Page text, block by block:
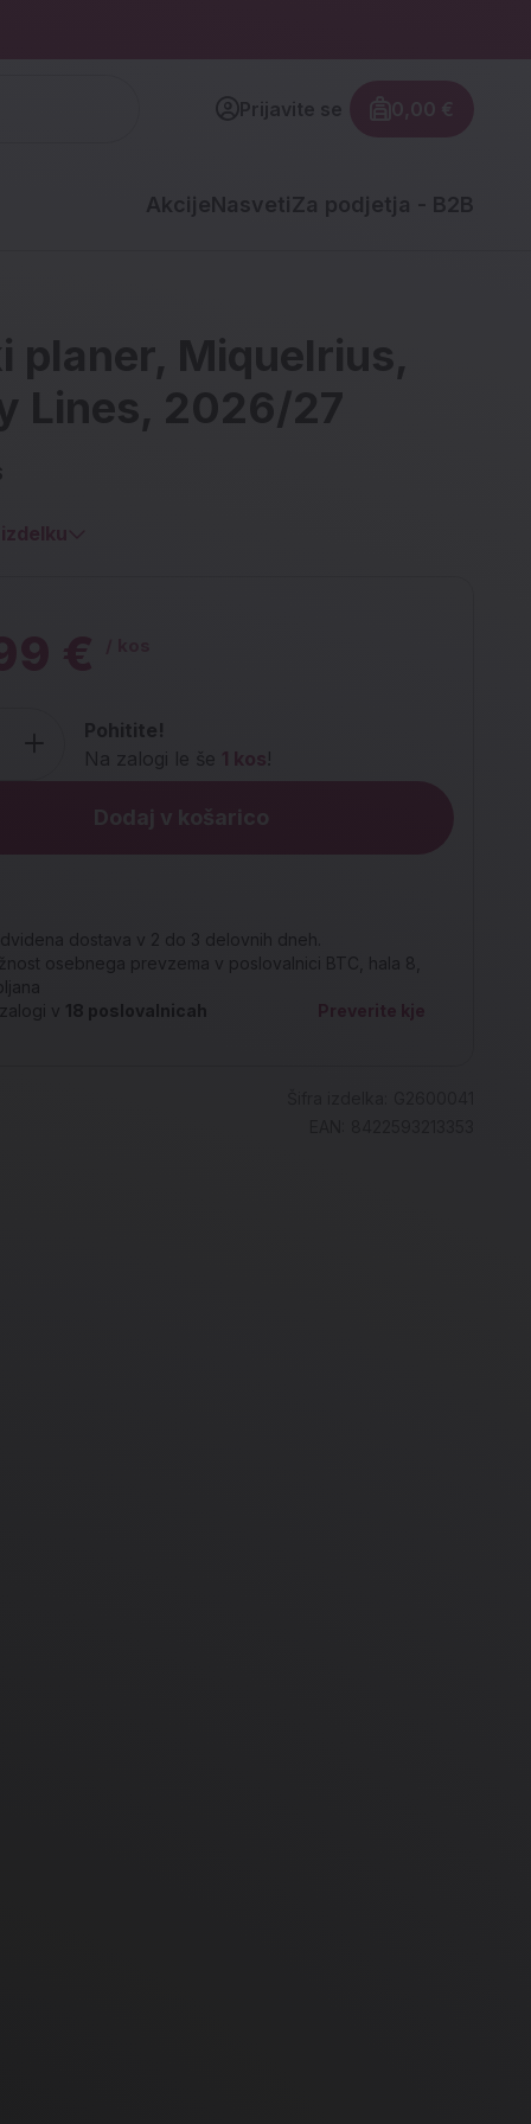
Prijavite se
Znesek
0,00 €
AkcijeNasveti Za podjetja - B2B
planer, Miquelrius,
Lines, 2026/27
€
Pohitite!
Na zalogi le še 1 kos!
Dodaj v košarico
dostava v 2 do 3 delovnih dneh.
osebnega prevzema v poslovalnici BTC, hala 8,
v 18 poslovalnicah Preverite kje